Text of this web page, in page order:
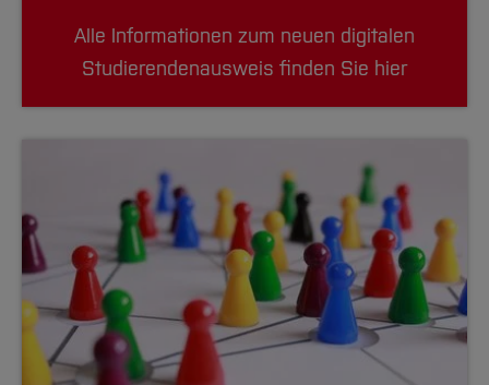
Alle Informationen zum neuen digitalen
Studierendenausweis finden Sie hier